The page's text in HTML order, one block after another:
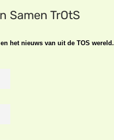
Samen TrOtS
het nieuws van uit de TOS wereld.